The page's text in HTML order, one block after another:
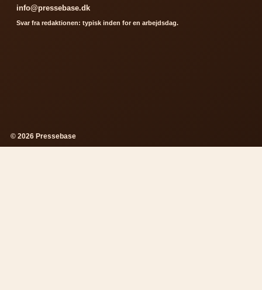
info@pressebase.dk
Svar fra redaktionen: typisk inden for en arbejdsdag.
© 2026 Pressebase